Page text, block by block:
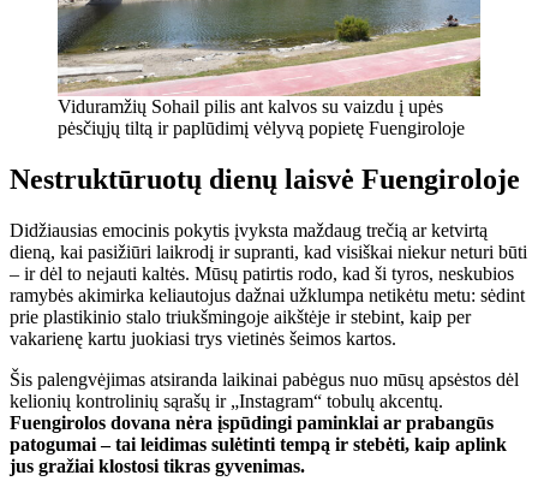
Viduramžių Sohail pilis ant kalvos su vaizdu į upės
pėsčiųjų tiltą ir paplūdimį vėlyvą popietę Fuengiroloje
Nestruktūruotų dienų laisvė Fuengiroloje
Didžiausias emocinis pokytis įvyksta maždaug trečią ar ketvirtą
dieną, kai pasižiūri laikrodį ir supranti, kad visiškai niekur neturi būti
– ir dėl to nejauti kaltės. Mūsų patirtis rodo, kad ši tyros, neskubios
ramybės akimirka keliautojus dažnai užklumpa netikėtu metu: sėdint
prie plastikinio stalo triukšmingoje aikštėje ir stebint, kaip per
vakarienę kartu juokiasi trys vietinės šeimos kartos.
Šis palengvėjimas atsiranda laikinai pabėgus nuo mūsų apsėstos dėl
kelionių kontrolinių sąrašų ir „Instagram“ tobulų akcentų.
Fuengirolos dovana nėra įspūdingi paminklai ar prabangūs
patogumai – tai leidimas sulėtinti tempą ir stebėti, kaip aplink
jus gražiai klostosi tikras gyvenimas.